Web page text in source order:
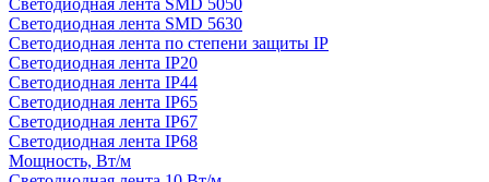
Светодиодная лента SMD 5050
Светодиодная лента SMD 5630
Светодиодная лента по степени защиты IP
Светодиодная лента IP20
Светодиодная лента IP44
Светодиодная лента IP65
Светодиодная лента IP67
Светодиодная лента IP68
Мощность, Вт/м